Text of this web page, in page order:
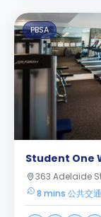
PBSA
Student One
363 Adelaide
8 mins 公共交